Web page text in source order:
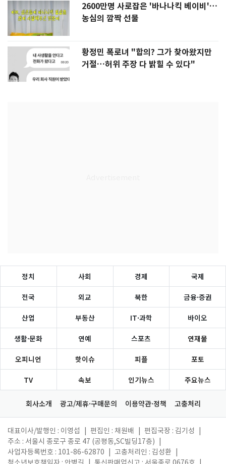
2600만명 사로잡은 '바나나킥 베이비'…
농심의 깜짝 선물
황정민 폭로녀 "합의? 그가 찾아왔지만
거절…허위 주장 다 밝힐 수 있다"
정치 사회 경제 국제
전국 외교 북한 금융·증권
산업 부동산 IT·과학 바이오
생활·문화 연예 스포츠 연재물
오피니언 핫이슈 피플 포토
TV 속보 인기뉴스 주요뉴스
회사소개 광고/제휴·구매문의 이용약관·정책 고충처리
대표이사/발행인 : 이영섭 편집인 : 채원배 편집국장 : 김기성
주소 : 서울시 종로구 종로 47 (공평동,SC빌딩17층)
사업자등록번호 : 101-86-62870
고충처리인 : 김성환